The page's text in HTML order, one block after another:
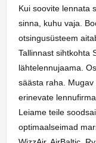
Kui soovite lennata
sinna, kuhu vaja.
otsingusüsteem
Tallinnast sihtkohta
lähtelennujaama.
säästa raha.
erinevate
Leiame teile
optimaalseimad